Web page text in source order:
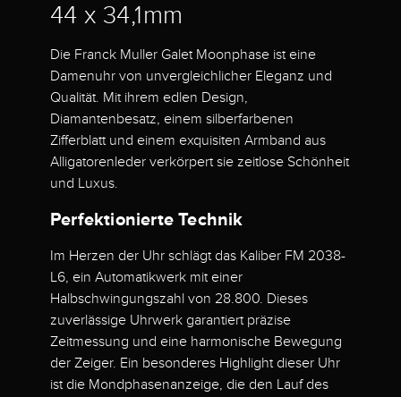
44 x 34,1mm
Die Franck Muller Galet Moonphase ist eine
Damenuhr von unvergleichlicher Eleganz und
Qualität. Mit ihrem edlen Design,
Diamantenbesatz, einem silberfarbenen
Zifferblatt und einem exquisiten Armband aus
Alligatorenleder verkörpert sie zeitlose Schönheit
und Luxus.
Perfektionierte Technik
Im Herzen der Uhr schlägt das Kaliber FM 2038-
L6, ein Automatikwerk mit einer
Halbschwingungszahl von 28.800. Dieses
zuverlässige Uhrwerk garantiert präzise
Zeitmessung und eine harmonische Bewegung
der Zeiger. Ein besonderes Highlight dieser Uhr
ist die Mondphasenanzeige, die den Lauf des